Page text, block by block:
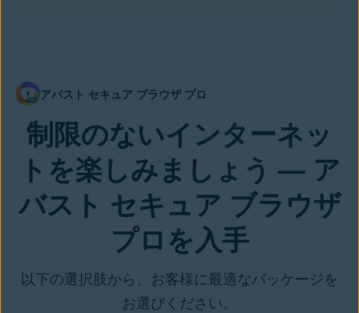
アバスト セキュア ブラウザ プロ
制限のないインターネッ
トを楽しみましょう — ア
バスト セキュア ブラウザ
プロを入手
以下の選択肢から、お客様に最適なパッケージを
お選びください。